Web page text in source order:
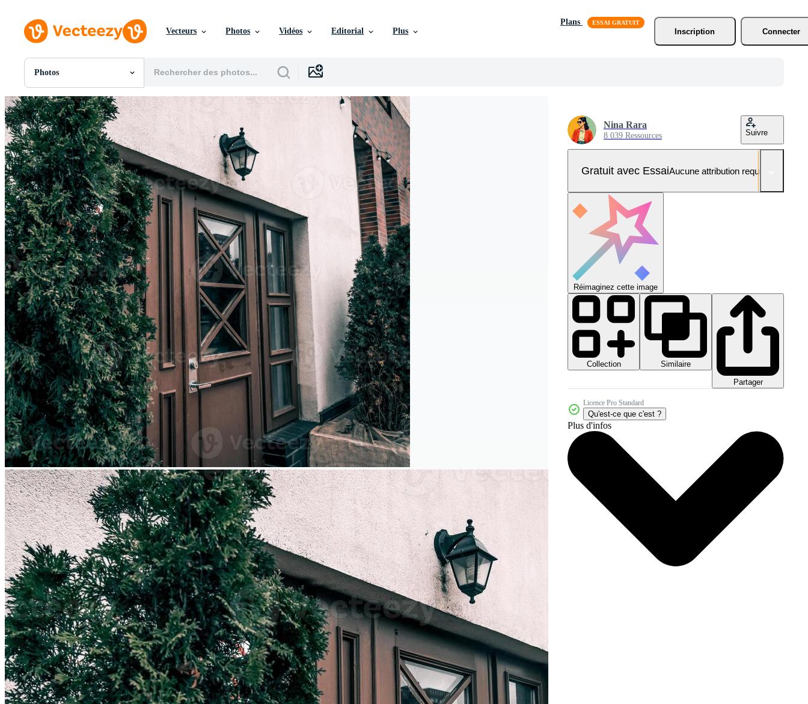
Vecteurs Photos Vidéos Editorial Plus
Plans
Inscription
Connecter
Photos
Toutes Images
Photos
PNGs
PSDs
SVGs
Modèles
Vecteurs
Vidéos
Motion graphics
Images Éditoriales
Événements Éditoriaux
Nina Rara
8 039 Ressources Suivre
Gratuit avec EssaiAucune attribution requise
Réimaginez cette image
Collection
Similaire
Partager
Licence Pro Standard
Qu'est-ce que c'est ?
Plus d'infos